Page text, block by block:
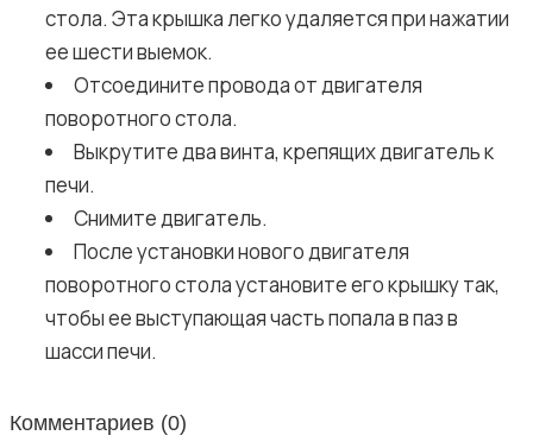
стола. Эта крышка легко удаляется при нажатии
ее шести выемок.
Отсоедините провода от двигателя
поворотного стола.
Выкрутите два винта, крепящих двигатель к
печи.
Снимите двигатель.
После установки нового двигателя
поворотного стола установите его крышку так,
чтобы ее выступающая часть попала в паз в
шасси печи.
Комментариев (0)